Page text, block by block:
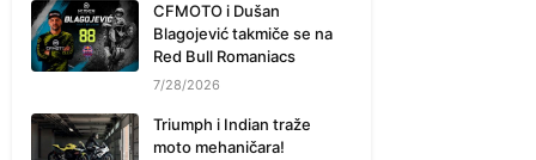
CFMOTO i Dušan
Blagojević takmiče se na
Red Bull Romaniacs
7/28/2026
Triumph i Indian traže
moto mehaničara!